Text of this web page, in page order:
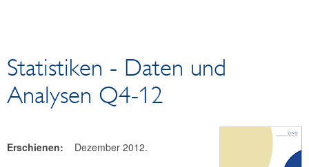
Finanzbildung
Volkswirtschaft
Finanzmarkt
Finanzstatistik – einfach erklärt
Statistiken - Daten und
Analysen Q4-12
Erschienen: Dezember 2012.